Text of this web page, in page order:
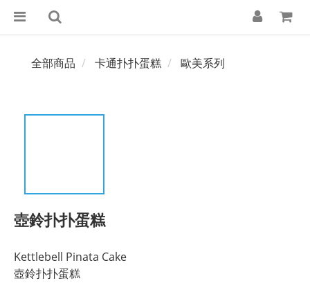
全部商品 卡通扑扑蛋糕 歐美系列
壺鈴扑扑蛋糕
Kettlebell Pinata Cake
壺鈴扑扑蛋糕